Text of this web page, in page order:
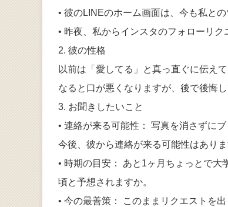
• 彼のLINEのホーム画面は、今も私と
• 昨夜、私からインスタのフォローリ
2. 彼の性格
以前は「愛してる」と真っ直ぐに伝え
なると口が悪くなりますが、後で後悔し
3. お聞きしたいこと
• 連絡が来る可能性： 写真を消さずに
今後、彼から連絡が来る可能性はありま
• 時期の目安： あと1ヶ月ちょっとで
頃と予想されますか。
• 今の最善策： このままリクエストを